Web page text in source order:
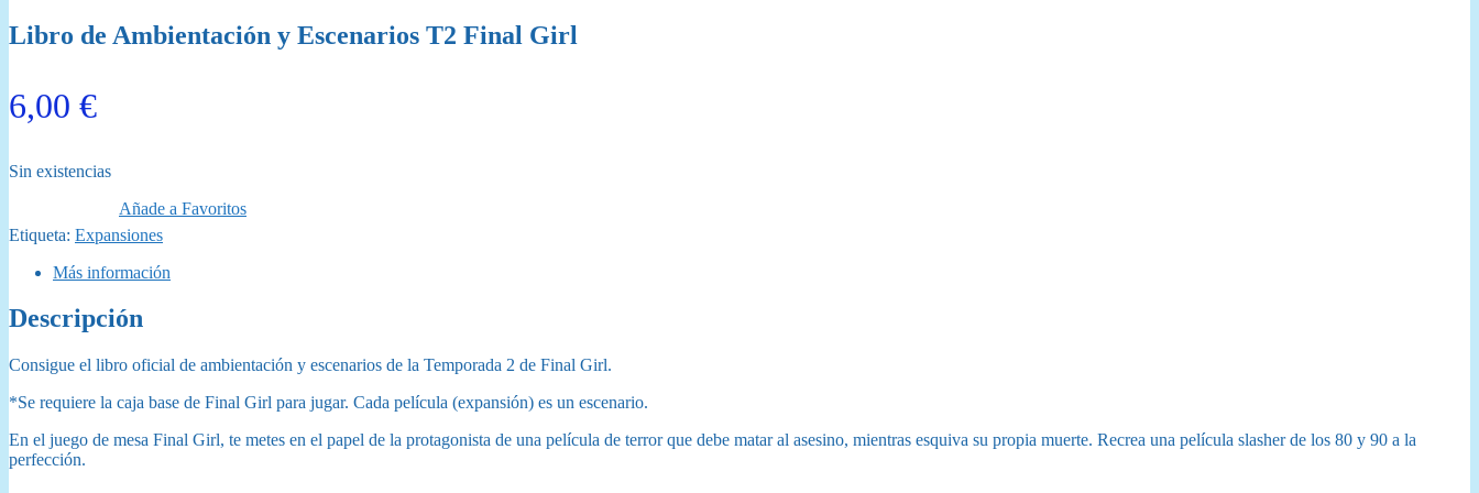
Libro de Ambientación y Escenarios T2 Final Girl
6,00 €
Sin existencias
Añade a Favoritos
Etiqueta: Expansiones
Más información
Descripción
Consigue el libro oficial de ambientación y escenarios de la Temporada 2 de Final Girl.
*Se requiere la caja base de Final Girl para jugar. Cada película (expansión) es un escenario.
En el juego de mesa Final Girl, te metes en el papel de la protagonista de una película de terror que debe matar al asesino, mientras esquiva su propia muerte. Recrea una película slasher de los 80 y 90 a la
perfección.